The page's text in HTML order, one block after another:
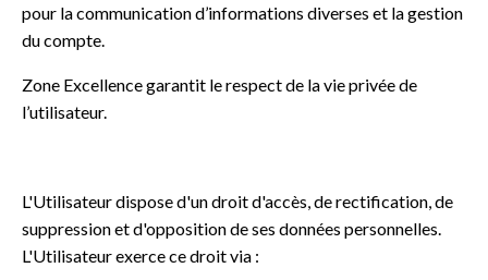
pour la communication d’informations diverses et la gestion
du compte.
Zone Excellence garantit le respect de la vie privée de
l’utilisateur.
L'Utilisateur dispose d'un droit d'accès, de rectification, de
suppression et d'opposition de ses données personnelles.
L'Utilisateur exerce ce droit via :